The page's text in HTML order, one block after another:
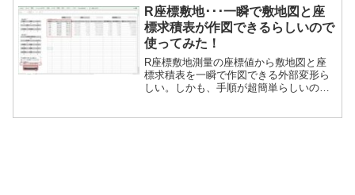
内容を見るこの外部変形を利用するには
「gawk、jgawk」の設置作業が必要で
す。（gawkm3.1.5 推奨）
R座標敷地･･･一瞬で敷地図と座
標求積表が作図できるらしいので
使ってみた！
R座標敷地測量の座標値から敷地図と座
標求積表を一瞬で作図できる外部変形ら
しい。しかも、手順が超簡単らしいの